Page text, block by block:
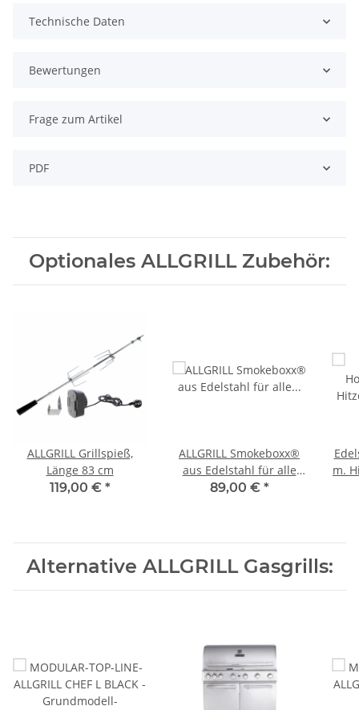
Technische Daten
Bewertungen
Frage zum Artikel
PDF
Optionales ALLGRILL Zubehör:
ALLGRILL Grillspieß,
Länge 83 cm
119,00 € *
ALLGRILL Smokeboxx®
aus Edelstahl für alle
Modelle ab Allrounder
89,00 € *
m.
Alternative ALLGRILL Gasgrills: